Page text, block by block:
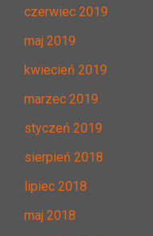
czerwiec 2019
maj 2019
kwiecień 2019
marzec 2019
styczeń 2019
sierpień 2018
lipiec 2018
maj 2018